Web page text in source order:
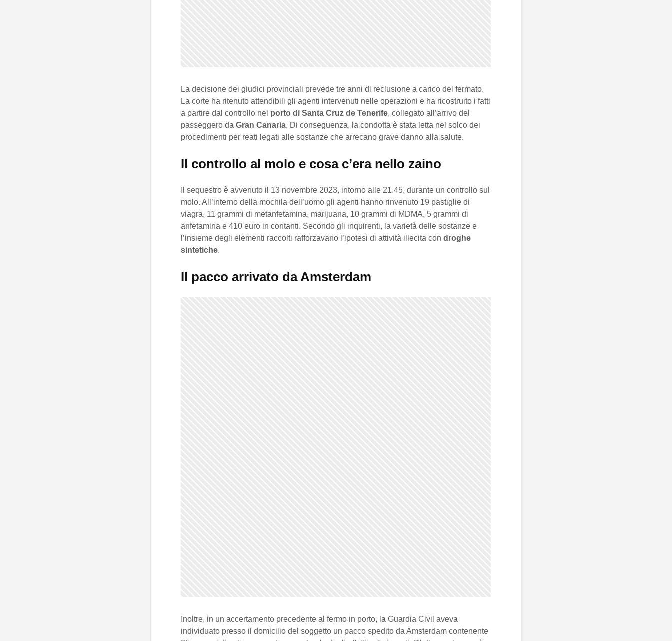
La decisione dei giudici provinciali prevede tre anni di reclusione a carico del fermato.
La corte ha ritenuto attendibili gli agenti intervenuti nelle operazioni e ha ricostruito i fatti
a partire dal controllo nel porto di Santa Cruz de Tenerife, collegato all’arrivo del
passeggero da Gran Canaria. Di conseguenza, la condotta è stata letta nel solco dei
procedimenti per reati legati alle sostanze che arrecano grave danno alla salute.
Il controllo al molo e cosa c’era nello zaino
Il sequestro è avvenuto il 13 novembre 2023, intorno alle 21.45, durante un controllo sul
molo. All’interno della mochila dell’uomo gli agenti hanno rinvenuto 19 pastiglie di
viagra, 11 grammi di metanfetamina, marijuana, 10 grammi di MDMA, 5 grammi di
anfetamina e 410 euro in contanti. Secondo gli inquirenti, la varietà delle sostanze e
l’insieme degli elementi raccolti rafforzavano l’ipotesi di attività illecita con droghe
sintetiche.
Il pacco arrivato da Amsterdam
Inoltre, in un accertamento precedente al fermo in porto, la Guardia Civil aveva
individuato presso il domicilio del soggetto un pacco spedito da Amsterdam contenente